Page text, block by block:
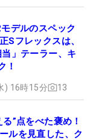
デルのスペック
Sフレックスは、
」テーラー、キ
！
) 16時15分 13
”点をべた褒め！
ルを見直した、ク